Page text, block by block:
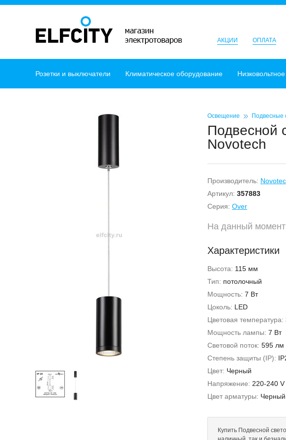
АКЦИИ ОПЛАТА
Розетки и выключатели Климатическое оборудование
Освещение Подвесные
Подвесной
Novotech
Производитель:
Артикул: 357883
Серия: Over
На данный момент
Характеристики
Высота: 115 мм
Тип: потолочный
Мощность: 7 Вт
Цоколь: LED
Цветовая температура:
Мощность лампы: 7 Вт
Световой поток: 595 лм
Степень защиты (IP):
Цвет: Черный
Напряжение: 220-240 V
Цвет арматуры: Черный
Купить Подвесной